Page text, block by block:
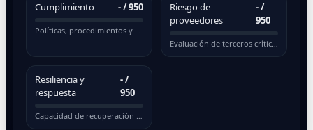
Cumplimiento -/ 950
Políticas, procedimientos y normativas
Riesgo de
proveedores
-/
950
Evaluación de terceros críticos
Resiliencia y
respuesta
-/
950
Capacidad de recuperación ante incidentes